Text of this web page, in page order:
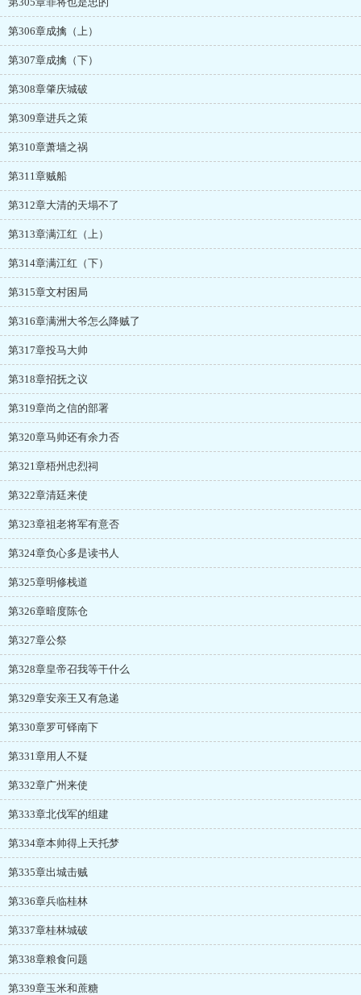
第306章成擒（上）
第307章成擒（下）
第308章肇庆城破
第309章进兵之策
第310章萧墙之祸
第311章贼船
第312章大清的天塌不了
第313章满江红（上）
第314章满江红（下）
第315章文村困局
第316章满洲大爷怎么降贼了
第317章投马大帅
第318章招抚之议
第319章尚之信的部署
第320章马帅还有余力否
第321章梧州忠烈祠
第322章清廷来使
第323章祖老将军有意否
第324章负心多是读书人
第325章明修栈道
第326章暗度陈仓
第327章公祭
第328章皇帝召我等干什么
第329章安亲王又有急递
第330章罗可铎南下
第331章用人不疑
第332章广州来使
第333章北伐军的组建
第334章本帅得上天托梦
第335章出城击贼
第336章兵临桂林
第337章桂林城破
第338章粮食问题
第339章玉米和蔗糖